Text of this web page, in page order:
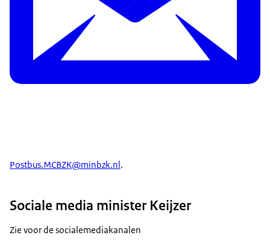
Postbus.MCBZK@minbzk.nl .
Sociale media minister Keijzer
Zie voor de socialemediakanalen